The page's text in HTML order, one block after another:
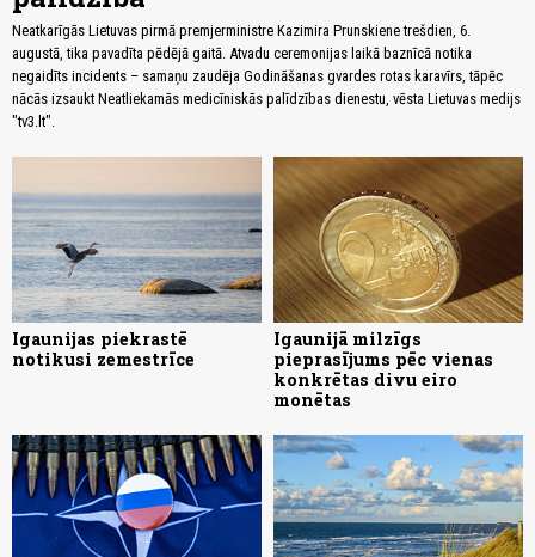
Neatkarīgās Lietuvas pirmā premjerministre Kazimira Prunskiene trešdien, 6.
augustā, tika pavadīta pēdējā gaitā. Atvadu ceremonijas laikā baznīcā notika
negaidīts incidents – samaņu zaudēja Godināšanas gvardes rotas karavīrs, tāpēc
nācās izsaukt Neatliekamās medicīniskās palīdzības dienestu, vēsta Lietuvas medijs
"tv3.lt".
Igaunijas piekrastē
notikusi zemestrīce
Igaunijā milzīgs
pieprasījums pēc vienas
konkrētas divu eiro
monētas